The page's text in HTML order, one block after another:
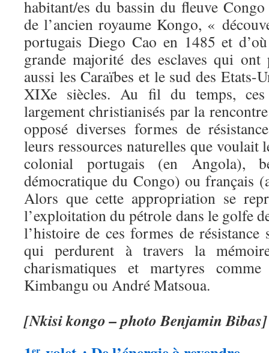
habitant/es du bassin du fleuve Congo
de l’ancien royaume Kongo, «
portugais Diego Cao en 1485 et
grande majorité des esclaves qui
aussi les Caraïbes et le sud des Etats-
XIXe siècles. Au fil du temps,
largement christianisés par la
opposé diverses formes de
leurs ressources naturelles que voulait
colonial portugais (en Angola),
démocratique du Congo) ou français
Alors que cette appropriation se
l’exploitation du pétrole dans le golfe
l’histoire de ces formes de résistance
qui perdurent à travers la
charismatiques et martyres
Kimbangu ou André Matsoua.
[Nkisi kongo – photo Benjamin Bibas]
er